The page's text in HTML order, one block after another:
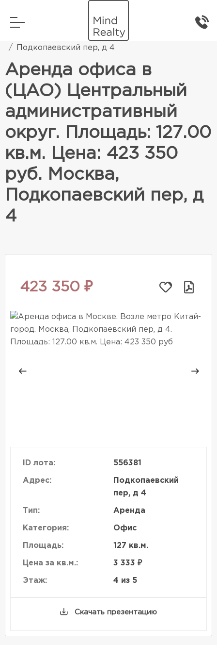
Коммерческая недвижимость
Подкопаевский пер, д 4
Аренда офиса в
(ЦАО) Центральный
административный
округ. Площадь: 127.00
кв.м. Цена: 423 350
руб. Москва,
Подкопаевский пер, д
4
423 350 ₽
ID лота: 556381
Адрес:
Подкопаевский
пер, д 4
Тип: Аренда
Категория: Офис
Площадь: 127 кв.м.
Цена за кв.м.: 3 333 ₽
Этаж: 4 из 5
Скачать презентацию